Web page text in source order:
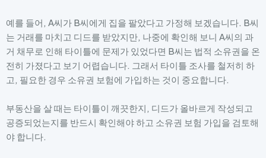
예를 들어, A씨가 B씨에게 집을 팔았다고 가정해 보겠습니다. B씨
는 거래를 마치고 디드를 받았지만, 나중에 확인해 보니 A씨의 과
거 채무로 인해 타이틀에 문제가 있었다면 B씨는 법적 소유권을 온
전히 가졌다고 보기 어렵습니다. 그래서 타이틀 조사를 철저히 하
고, 필요한 경우 소유권 보험에 가입하는 것이 중요합니다.
부동산을 살 때는 타이틀이 깨끗한지, 디드가 올바르게 작성되고
공증되었는지를 반드시 확인해야 하고 소유권 보험 가입을 검토해
야 합니다.